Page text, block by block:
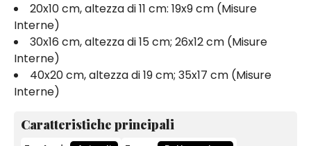
20x10 cm, altezza di 11 cm: 19x9 cm (Misure
Interne)
30x16 cm, altezza di 15 cm; 26x12 cm (Misure
Interne)
40x20 cm, altezza di 19 cm; 35x17 cm (Misure
Interne)
Caratteristiche principali